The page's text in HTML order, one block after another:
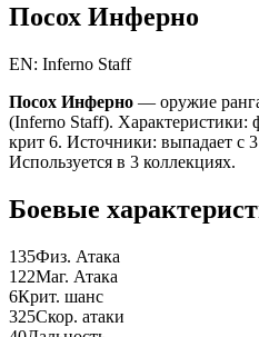
Посох Инферно
EN: Inferno Staff
Посох Инферно — оружие
(Inferno Staff). Характеристики:
крит 6. Источники: выпадает с
Используется в 3 коллекциях.
Боевые
135Физ. Атака
122Маг. Атака
6Крит. шанс
325Скор. атаки